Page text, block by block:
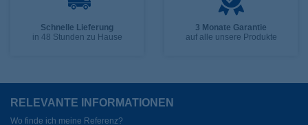
Schnelle Lieferung
in 48 Stunden zu Hause
3 Monate Garantie
auf alle unsere Produkte
RELEVANTE INFORMATIONEN
Wo finde ich meine Referenz?